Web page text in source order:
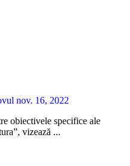
nov. 16, 2022
vizează ...